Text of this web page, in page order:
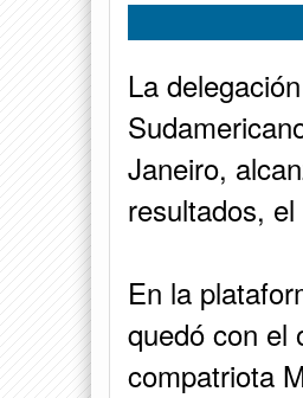
La
Janeiro,
resultados,
En la
quedó con el
compatriota